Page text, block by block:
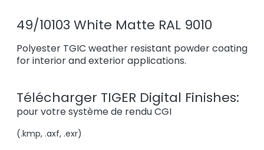
49/10103 White Matte RAL 9010
Polyester TGIC weather resistant powder coating
for interior and exterior applications.
Télécharger TIGER Digital Finishes:
pour votre système de rendu CGI
(.kmp, .axf, .exr)